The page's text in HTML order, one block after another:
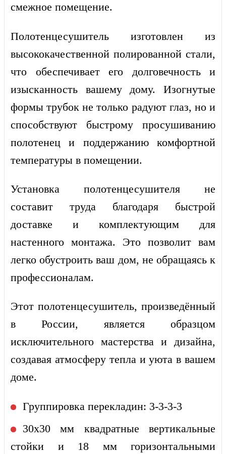
смежное помещение.
Полотенцесушитель изготовлен из
высококачественной полированной стали,
что обеспечивает его долговечность и
изысканность вашему дому. Изогнутые
формы трубок не только радуют глаз, но и
способствуют быстрому просушиванию
полотенец и поддержанию комфортной
температуры в помещении.
Установка полотенцесушителя не
составит труда благодаря быстрой
доставке и комплектующим для
настенного монтажа. Это позволит вам
легко обустроить ваш дом, не обращаясь к
профессионалам.
Этот полотенцесушитель, произведённый
в России, является образцом
исключительного мастерства и дизайна,
создавая атмосферу тепла и уюта в вашем
доме.
Группировка перекладин: 3-3-3-3
30х30 мм квадратные вертикальные
стойки и 18 мм горизонтальными